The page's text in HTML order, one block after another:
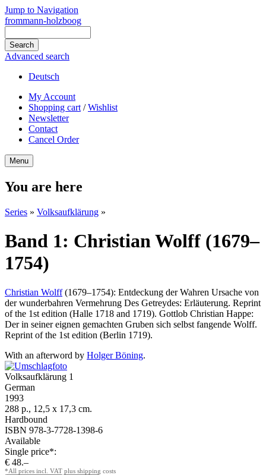
Jump to Navigation
frommann-holzboog
Advanced search
Deutsch
My Account
Shopping cart /Wishlist
Newsletter
Contact
Cancel Order
Menu
You are here
Series » Volksaufklärung »
Band 1: Christian Wolff (1679–
1754)
Christian Wolff(1679–1754): Entdeckung der Wahren Ursache von
der wunderbahren Vermehrung Des Getreydes: Erläuterung. Reprint
of the 1st edition (Halle 1718 and 1719). Gottlob Christian Happe:
Der in seiner eignen gemachten Gruben sich selbst fangende Wolff.
Reprint of the 1st edition (Berlin 1719).
With an afterword by Holger Böning.
Volksaufklärung 1
German
1993
288 p., 12,5 x 17,3 cm.
Hardbound
ISBN 978-3-7728-1398-6
Available
Single price*:
€ 48.–
*All prices incl. VAT plus shipping costs